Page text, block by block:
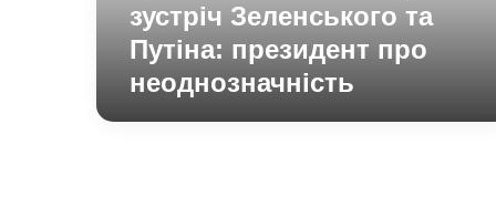
неоднозначність
зустріч Зеленського та
Путіна: президент про
неоднозначність